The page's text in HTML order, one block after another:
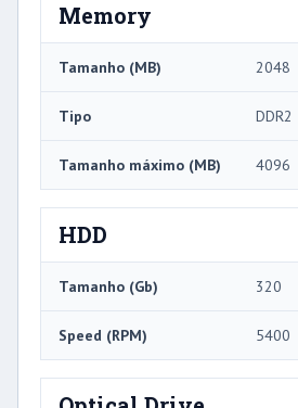
Memory
Tamanho (MB) 2048
Tipo DDR2
Tamanho máximo (MB) 4096
HDD
Tamanho (Gb) 320
Speed ​​(RPM) 5400